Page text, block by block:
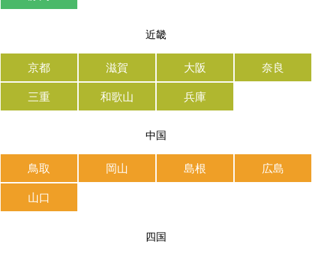
近畿
京都 滋賀 大阪
奈良
三重
和歌山 兵庫
中国
鳥取 岡山 島根
広島
山口
四国